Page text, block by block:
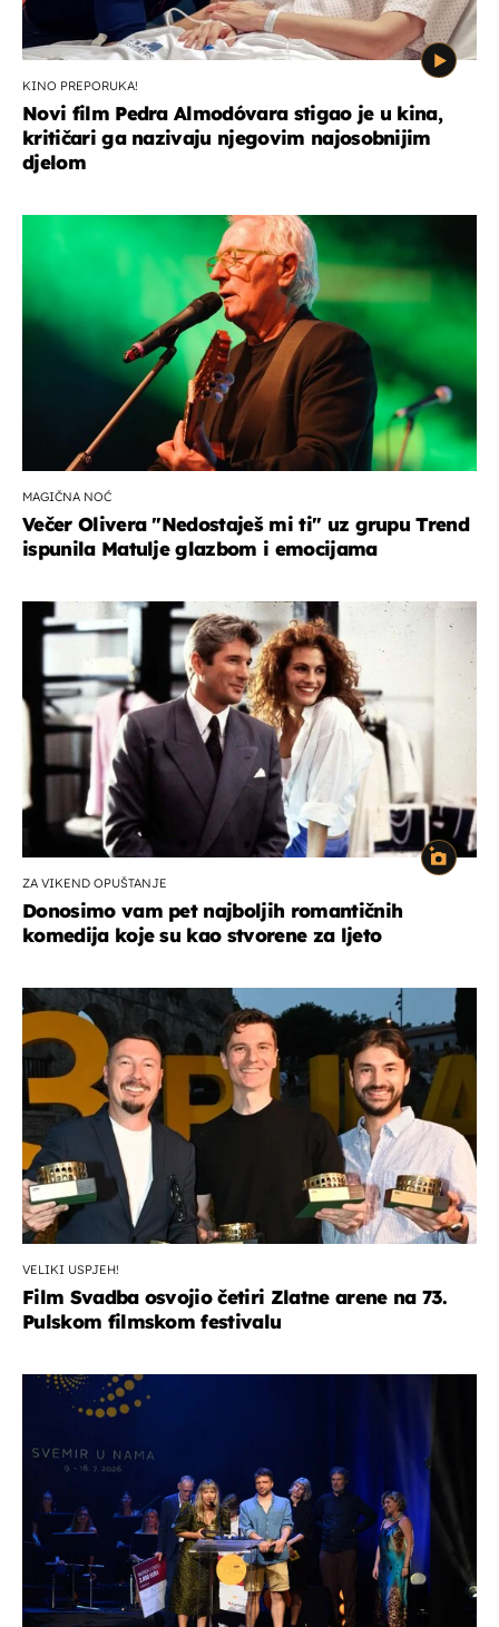
KINO PREPORUKA!
Novi film Pedra Almodóvara stigao je u kina,
kritičari ga nazivaju njegovim najosobnijim
djelom
MAGIČNA NOĆ
Večer Olivera "Nedostaješ mi ti" uz grupu Trend
ispunila Matulje glazbom i emocijama
ZA VIKEND OPUŠTANJE
Donosimo vam pet najboljih romantičnih
komedija koje su kao stvorene za ljeto
VELIKI USPJEH!
Film Svadba osvojio četiri Zlatne arene na 73.
Pulskom filmskom festivalu